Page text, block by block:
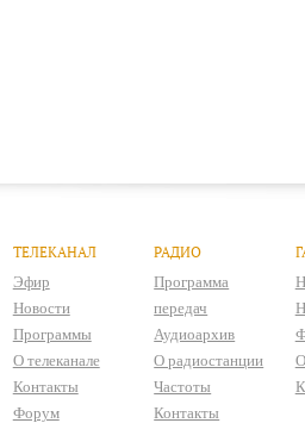
ТЕЛЕКАНАЛ
Эфир
Новости
Программы
О телеканале
Контакты
Форум
РАДИО
Программа
передач
Аудиоархив
О радиостанции
Частоты
Контакты